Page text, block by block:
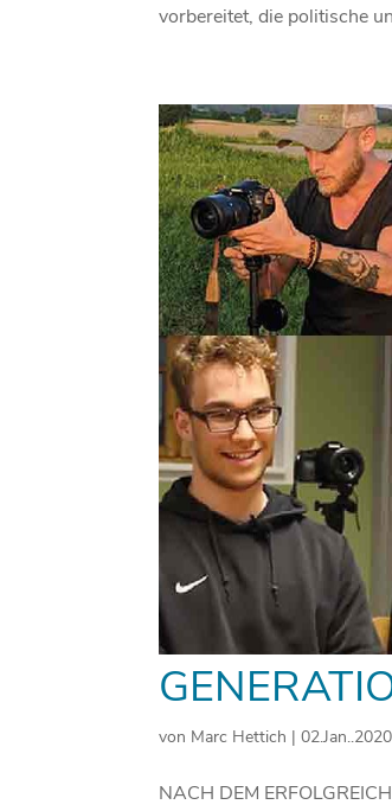
vorbereitet, die politische
von Marc Hettich |02.Jan..2020
NACH DEM